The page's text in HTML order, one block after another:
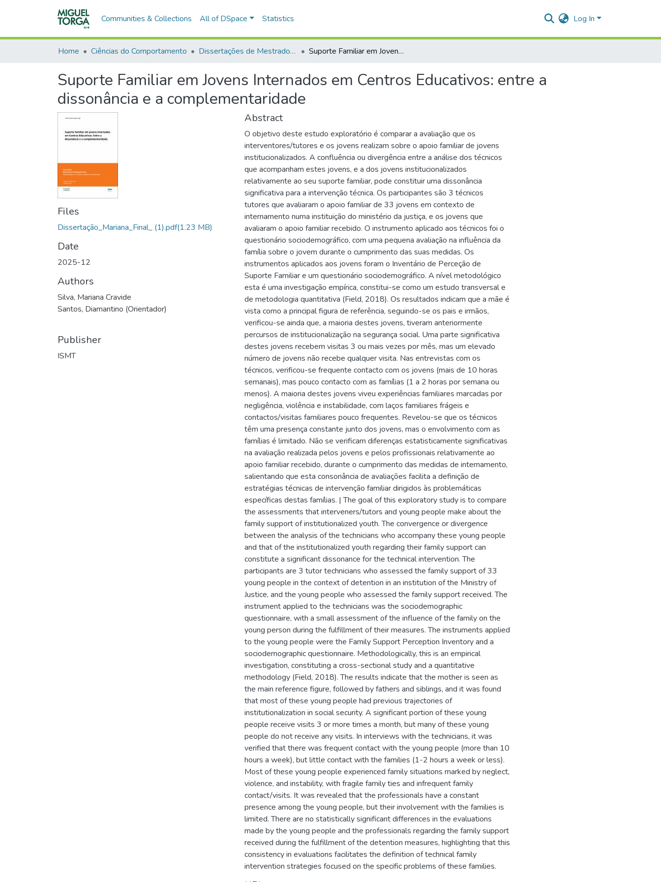
Communities & Collections All of DSpace Statistics Log In
Home Ciências do Comportamento Dissertações de Mestrado em Psicologia Suporte Familiar em Jovens Internados em Centros Educativos: entre a dissonância e a complementaridade
Suporte Familiar em Jovens Internados em Centros Educativos: entre a
dissonância e a complementaridade
Files
Dissertação_Mariana_Final_ (1).pdf(1.23 MB)
Date
2025-12
Authors
Silva, Mariana Cravide
Santos, Diamantino (Orientador)
Publisher
ISMT
Abstract
O objetivo deste estudo exploratório é comparar a avaliação que os
interventores/tutores e os jovens realizam sobre o apoio familiar de jovens
institucionalizados. A confluência ou divergência entre a análise dos técnicos
que acompanham estes jovens, e a dos jovens institucionalizados
relativamente ao seu suporte familiar, pode constituir uma dissonância
significativa para a intervenção técnica. Os participantes são 3 técnicos
tutores que avaliaram o apoio familiar de 33 jovens em contexto de
internamento numa instituição do ministério da justiça, e os jovens que
avaliaram o apoio familiar recebido. O instrumento aplicado aos técnicos foi o
questionário sociodemográfico, com uma pequena avaliação na influência da
família sobre o jovem durante o cumprimento das suas medidas. Os
instrumentos aplicados aos jovens foram o Inventário de Perceção de
Suporte Familiar e um questionário sociodemográfico. A nível metodológico
esta é uma investigação empírica, constitui-se como um estudo transversal e
de metodologia quantitativa (Field, 2018). Os resultados indicam que a mãe é
vista como a principal figura de referência, seguindo-se os pais e irmãos,
verificou-se ainda que, a maioria destes jovens, tiveram anteriormente
percursos de institucionalização na segurança social. Uma parte significativa
destes jovens recebem visitas 3 ou mais vezes por mês, mas um elevado
número de jovens não recebe qualquer visita. Nas entrevistas com os
técnicos, verificou-se frequente contacto com os jovens (mais de 10 horas
semanais), mas pouco contacto com as famílias (1 a 2 horas por semana ou
menos). A maioria destes jovens viveu experiências familiares marcadas por
negligência, violência e instabilidade, com laços familiares frágeis e
contactos/visitas familiares pouco frequentes. Revelou-se que os técnicos
têm uma presença constante junto dos jovens, mas o envolvimento com as
famílias é limitado. Não se verificam diferenças estatisticamente significativas
na avaliação realizada pelos jovens e pelos profissionais relativamente ao
apoio familiar recebido, durante o cumprimento das medidas de internamento,
salientando que esta consonância de avaliações facilita a definição de
estratégias técnicas de intervenção familiar dirigidos às problemáticas
específicas destas famílias. | The goal of this exploratory study is to compare
the assessments that interveners/tutors and young people make about the
family support of institutionalized youth. The convergence or divergence
between the analysis of the technicians who accompany these young people
and that of the institutionalized youth regarding their family support can
constitute a significant dissonance for the technical intervention. The
participants are 3 tutor technicians who assessed the family support of 33
young people in the context of detention in an institution of the Ministry of
Justice, and the young people who assessed the family support received. The
instrument applied to the technicians was the sociodemographic
questionnaire, with a small assessment of the influence of the family on the
young person during the fulfillment of their measures. The instruments applied
to the young people were the Family Support Perception Inventory and a
sociodemographic questionnaire. Methodologically, this is an empirical
investigation, constituting a cross-sectional study and a quantitative
methodology (Field, 2018). The results indicate that the mother is seen as
the main reference figure, followed by fathers and siblings, and it was found
that most of these young people had previous trajectories of
institutionalization in social security. A significant portion of these young
people receive visits 3 or more times a month, but many of these young
people do not receive any visits. In interviews with the technicians, it was
verified that there was frequent contact with the young people (more than 10
hours a week), but little contact with the families (1-2 hours a week or less).
Most of these young people experienced family situations marked by neglect,
violence, and instability, with fragile family ties and infrequent family
contact/visits. It was revealed that the professionals have a constant
presence among the young people, but their involvement with the families is
limited. There are no statistically significant differences in the evaluations
made by the young people and the professionals regarding the family support
received during the fulfillment of the detention measures, highlighting that this
consistency in evaluations facilitates the definition of technical family
intervention strategies focused on the specific problems of these families.